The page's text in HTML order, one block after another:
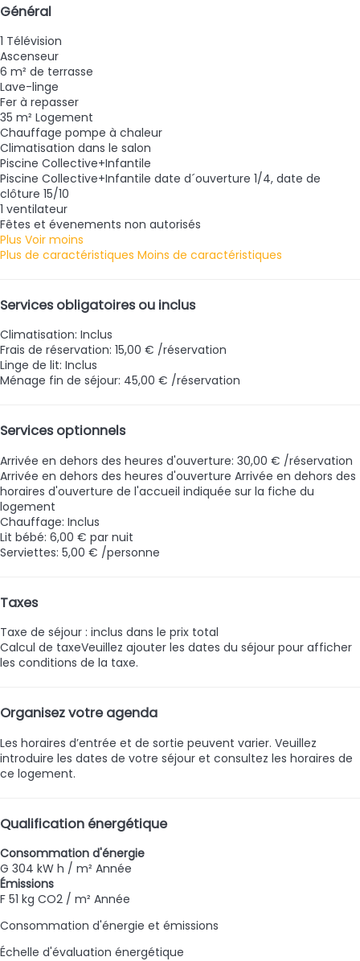
Général
1 Télévision
Ascenseur
6 m² de terrasse
Lave-linge
Fer à repasser
35 m² Logement
Chauffage pompe à chaleur
Climatisation dans le salon
Piscine Collective+Infantile
Piscine Collective+Infantile date d´ouverture 1/4, date de
clôture 15/10
1 ventilateur
Fêtes et évenements non autorisés
Plus Voir moins
Plus de caractéristiques Moins de caractéristiques
Services obligatoires ou inclus
Climatisation: Inclus
Frais de réservation: 15,00 € /réservation
Linge de lit: Inclus
Ménage fin de séjour: 45,00 € /réservation
Services optionnels
Arrivée en dehors des heures d'ouverture: 30,00 € /réservation
Arrivée en dehors des heures d'ouverture Arrivée en dehors des
horaires d'ouverture de l'accueil indiquée sur la fiche du
logement
Chauffage: Inclus
Lit bébé: 6,00 € par nuit
Serviettes: 5,00 € /personne
Taxes
Taxe de séjour : inclus dans le prix total
Calcul de taxeVeuillez ajouter les dates du séjour pour afficher
les conditions de la taxe.
Organisez votre agenda
Les horaires d’entrée et de sortie peuvent varier. Veuillez
introduire les dates de votre séjour et consultez les horaires de
ce logement.
Qualification énergétique
Consommation d'énergie
G 304 kW h / m² Année
Émissions
F 51 kg CO2 / m² Année
Consommation d'énergie et émissions
Échelle d'évaluation énergétique